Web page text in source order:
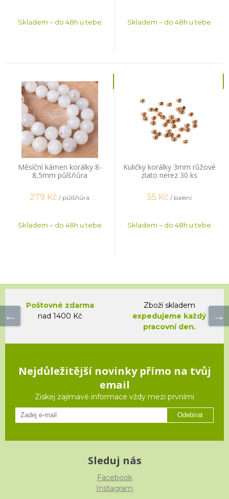
Skladem – do 48h u tebe Skladem – do 48h u tebe
Měsíční kámen korálky 8-
8,5mm půlšňůra
279 Kč / půlšňůra
Skladem – do 48h u tebe
Kuličky korálky 3mm růžové
zlato nerez 30 ks
55 Kč / balení
Skladem – do 48h u tebe
Poštovné zdarma
nad 1400 Kč
Zboží skladem
expedujeme každý
pracovní den.
Nejdůležitější novinky přímo na tvůj
email
Ziskej zajímavé informace vždy mezi prvními
Odebírat
Sleduj nás
Facebook
Instagram